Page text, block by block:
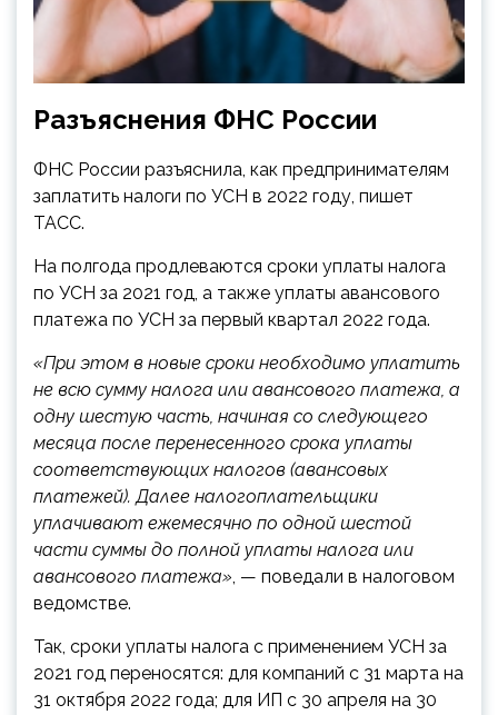
Разъяснения ФНС России
ФНС России разъяснила, как предпринимателям
заплатить налоги по УСН в 2022 году, пишет
ТАСС.
На полгода продлеваются сроки уплаты налога
по УСН за 2021 год, а также уплаты авансового
платежа по УСН за первый квартал 2022 года.
«При этом в новые сроки необходимо уплатить
не всю сумму налога или авансового платежа, а
одну шестую часть, начиная со следующего
месяца после перенесенного срока уплаты
соответствующих налогов (авансовых
платежей). Далее налогоплательщики
уплачивают ежемесячно по одной шестой
части суммы до полной уплаты налога или
авансового платежа», — поведали в налоговом
ведомстве.
Так, сроки уплаты налога с применением УСН за
2021 год переносятся: для компаний с 31 марта на
31 октября 2022 года; для ИП с 30 апреля на 30